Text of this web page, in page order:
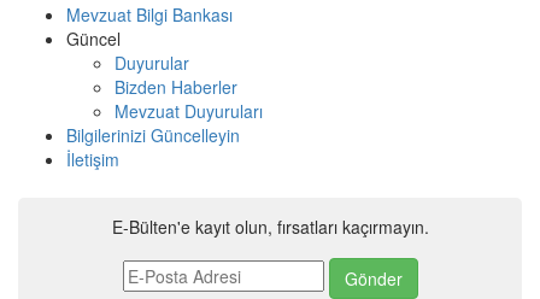
Mevzuat Bilgi Bankası
Güncel
Duyurular
Bizden Haberler
Mevzuat Duyuruları
Bilgilerinizi Güncelleyin
İletişim
E-Bülten'e kayıt olun, fırsatları kaçırmayın.